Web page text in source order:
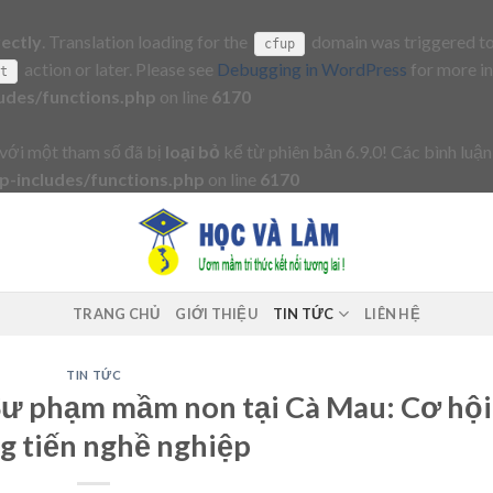
. Translation loading for the cfup
domain was triggered
action or later. Please see Debugging in WordPress for more
functions.php on line 6170
một tham số đã bị loại bỏ kể từ phiên bản 6.9.0! Các bình
includes/functions.php on line 6170
TRANG CHỦ GIỚI THIỆU TIN TỨC LIÊN HỆ
TIN TỨC
phạm mầm non tại Cà Mau: Cơ hội
tiến nghề nghiệp